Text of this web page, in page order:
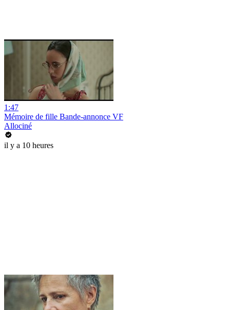
1:47
Mémoire de fille Bande-annonce VF
Allociné
il y a 10 heures